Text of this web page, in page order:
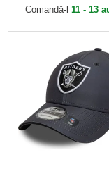
de New York
Comandă-l 11 - 13